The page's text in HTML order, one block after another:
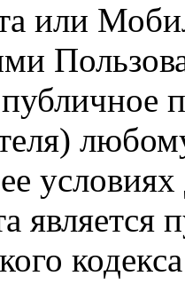
или
является